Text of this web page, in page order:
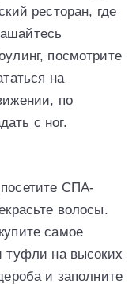
ресторан, где
посмотрите
на
по
с ног.
СПА-
волосы.
самое
туфли на высоких
и заполните